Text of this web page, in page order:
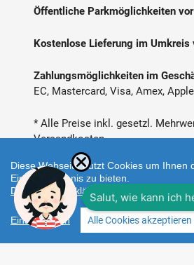
Öffentliche Parkmöglichkeiten
Kostenlose Lieferung im Umkreis
Zahlungsmöglichkeiten im
EC, Mastercard, Visa, Amex,
* Alle Preise inkl. gesetzl.
Versandkosten
Zahlungsarten
Diese Webseite nutzt Cookies um Ihnen
Einkaufserlebnis zu bieten.
Datenschutzerklärung
Einstellungen Alle Cookies akzeptieren